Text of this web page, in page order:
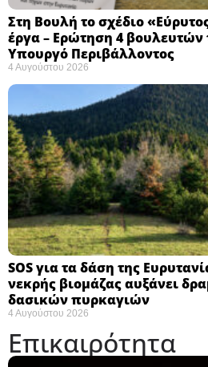
Στη Βουλή το σχέδιο
έργα – Ερώτηση 4 βουλευτών
Υπουργό Περιβάλλοντος
4 Αυγούστου 2026
SOS για τα δάση της
νεκρής βιομάζας αυξάνει
δασικών πυρκαγιών
4 Αυγούστου 2026
Επικαιρότητα